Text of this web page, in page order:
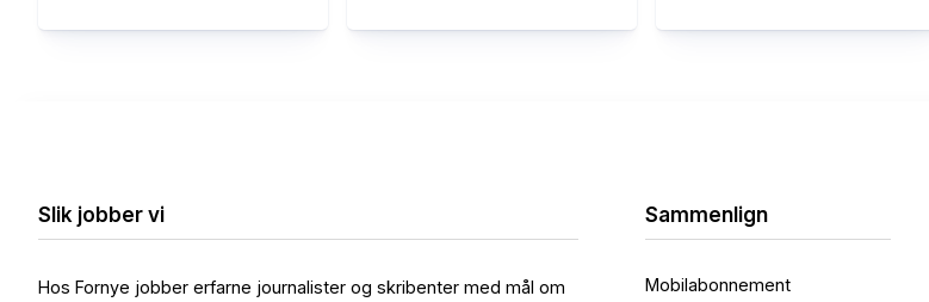
Slik jobber vi
Hos Fornye jobber erfarne journalister og skribenter med mål om
Sammenlign
Mobilabonnement